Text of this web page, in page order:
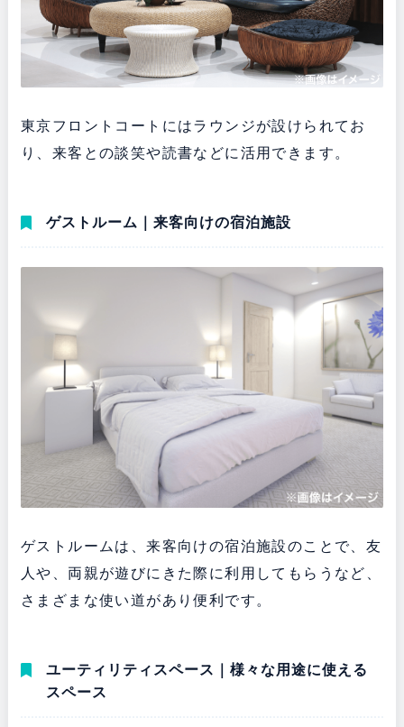
東京フロントコートにはラウンジが設けられてお
り、来客との談笑や読書などに活用できます。
ゲストルーム｜来客向けの宿泊施設
ゲストルームは、来客向けの宿泊施設のことで、友
人や、両親が遊びにきた際に利用してもらうなど、
さまざまな使い道があり便利です。
ユーティリティスペース｜様々な用途に使える
スペース